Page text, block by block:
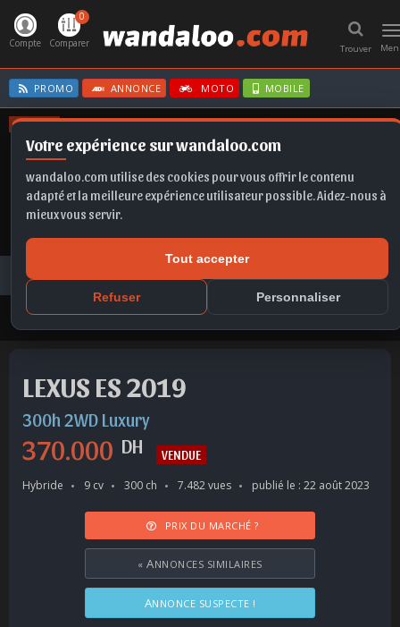
Votre expérience sur wandaloo.com
wandaloo.com utilise des cookies pour vous offrir le contenu
adapté et la meilleure expérience utilisateur possible. Aidez-nous à
mieux vous servir.
Tout accepter
Refuser Personnaliser
Trouver
Compte
0
Comparer
PROMO ANNONCE MOTO MOBILE
OFFRES
FABIA TIGUAN SPORTAGE
Toutes les annonces
LEXUS ES 2019 Hybride Occasion Casablanca Maroc
LEXUS ES 2019
300h 2WD Luxury
370.000 DH
VENDUE
Hybride
9 cv 300 ch 7.482 vues publié le : 22 août 2023
PRIX DU MARCHÉ ?
« ANNONCES SIMILAIRES
ANNONCE SUSPECTE !